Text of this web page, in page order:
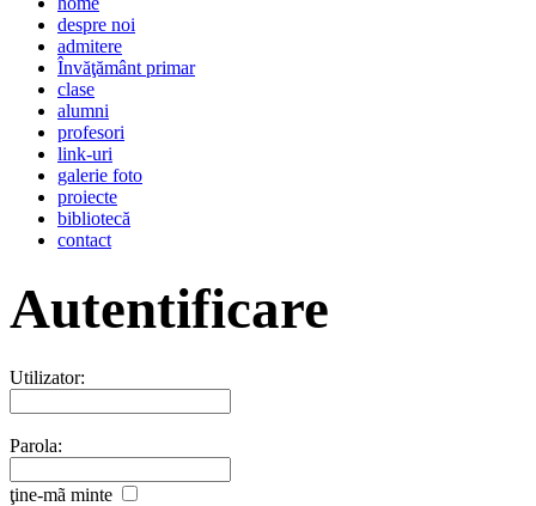
despre noi
admitere
Învăţământ primar
clase
alumni
profesori
link-uri
galerie foto
proiecte
bibliotecă
contact
Autentificare
Utilizator:
Parola:
ţine-mã minte